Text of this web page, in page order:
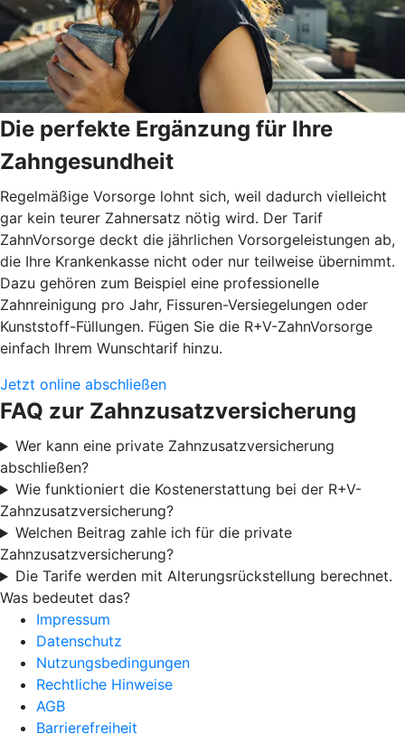
Die perfekte Ergänzung für Ihre
Zahngesundheit
Regelmäßige Vorsorge lohnt sich, weil dadurch vielleicht
gar kein teurer Zahnersatz nötig wird. Der Tarif
ZahnVorsorge deckt die jährlichen Vorsorgeleistungen ab,
die Ihre Krankenkasse nicht oder nur teilweise übernimmt.
Dazu gehören zum Beispiel eine professionelle
Zahnreinigung pro Jahr, Fissuren-Versiegelungen oder
Kunststoff-Füllungen. Fügen Sie die R+V-ZahnVorsorge
einfach Ihrem Wunschtarif hinzu.
Jetzt online abschließen
FAQ zur Zahnzusatzversicherung
Wer kann eine private Zahnzusatzversicherung
abschließen?
Wie funktioniert die Kostenerstattung bei der R+V-
Zahnzusatzversicherung?
Welchen Beitrag zahle ich für die private
Zahnzusatzversicherung?
Die Tarife werden mit Alterungsrückstellung berechnet.
Was bedeutet das?
Impressum
Datenschutz
Nutzungsbedingungen
Rechtliche Hinweise
AGB
Barrierefreiheit